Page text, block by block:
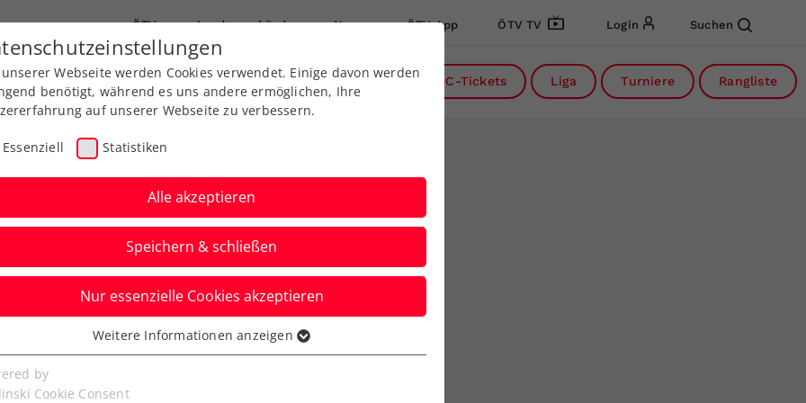
ÖTV Landesverbände News ÖTV App ÖTV TV Login Suchen
Ausbildung Services Über uns FAQ DC-Tickets Liga Turniere Rangliste
siegt in Antalya
Halbfinale mit erst
Webseite werden Cookies verwendet. Einige davon werden
benötigt, während es uns andere ermöglichen, Ihre
auf unserer Webseite zu verbessern.
Essenziell Statistiken
Alle akzeptieren
Speichern & schließen
Nur essenzielle Cookies akzeptieren
Cookies werden für grundlegende Funktionen der
benötigt. Dadurch ist gewährleistet, dass die Webseite
Weitere Informationen anzeigen
by
Cookie Consent